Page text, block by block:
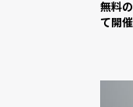
無料
て開催